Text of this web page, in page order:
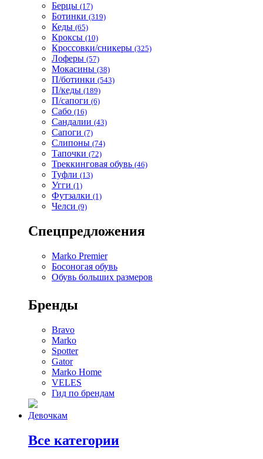
Берцы (17)
Ботинки (319)
Кеды (65)
Кроксы (10)
Кроссовки/сникеры (325)
Лоферы (57)
Мокасины (38)
П/ботинки (543)
П/кеды (189)
П/сапоги (6)
Сабо (16)
Сандалии (43)
Сапоги (7)
Слипоны (74)
Тапочки (72)
Треккинговая обувь (46)
Туфли (13)
Угги (1)
Футзалки (1)
Челси (9)
Спецпредложения
Marko Premier
Босоногая обувь
Обувь больших размеров
Бренды
Bravo
Marko
Spotter
Gator
Marko Home
VELES
Гид по брендам
Девочкам
Все категории